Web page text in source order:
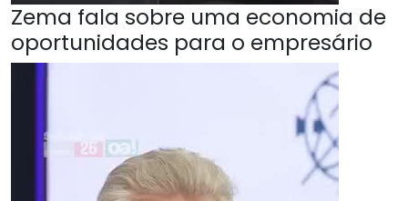
Zema fala sobre uma economia de
oportunidades para o empresário